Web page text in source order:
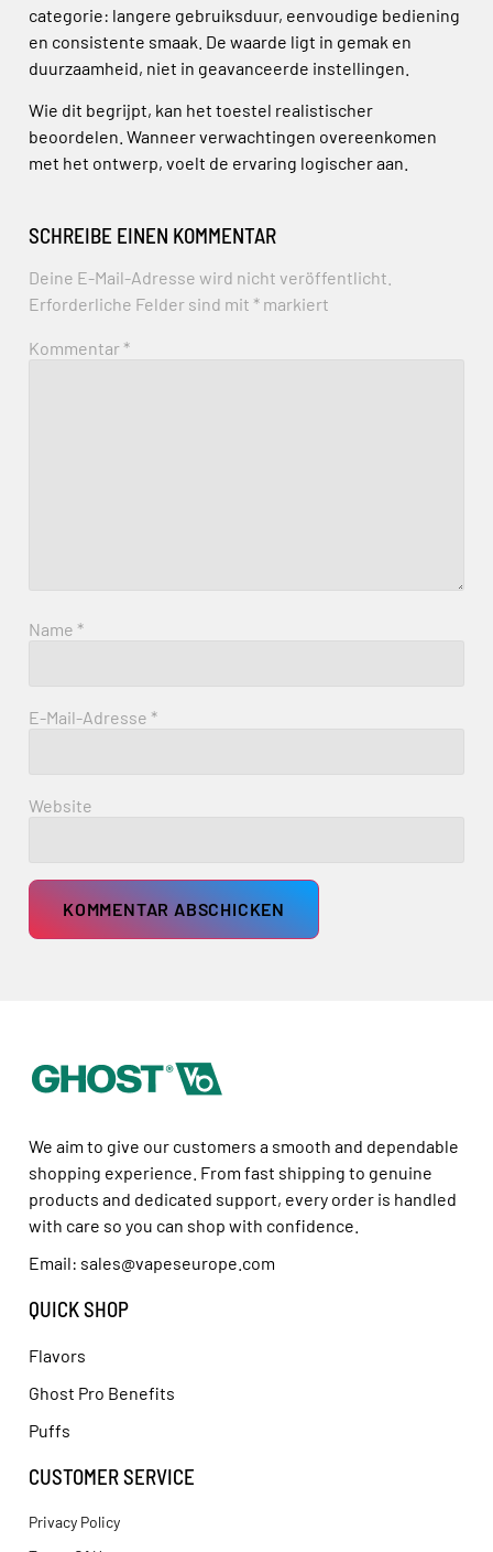
categorie: langere gebruiksduur, eenvoudige bediening
en consistente smaak. De waarde ligt in gemak en
duurzaamheid, niet in geavanceerde instellingen.
Wie dit begrijpt, kan het toestel realistischer
beoordelen. Wanneer verwachtingen overeenkomen
met het ontwerp, voelt de ervaring logischer aan.
SCHREIBE EINEN KOMMENTAR
Deine E-Mail-Adresse wird nicht veröffentlicht.
Erforderliche Felder sind mit * markiert
Kommentar *
Name *
E-Mail-Adresse *
Website
We aim to give our customers a smooth and dependable
shopping experience. From fast shipping to genuine
products and dedicated support, every order is handled
with care so you can shop with confidence.
Email: sales@vapeseurope.com
QUICK SHOP
Flavors
Ghost Pro Benefits
Puffs
CUSTOMER SERVICE
Privacy Policy